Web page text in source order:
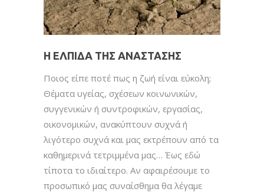
Η ΕΛΠΊΔΑ ΤΗΣ ΑΝΆΣΤΑΣΗΣ
Ποιος είπε ποτέ πως η ζωή είναι εύκολη;
Θέματα υγείας, σχέσεων κοινωνικών,
συγγενικών ή συντροφικών, εργασίας,
οικονομικών, ανακύπτουν συχνά ή
λιγότερο συχνά και μας εκτρέπουν από τα
καθημερινά τετριμμένα μας… Έως εδώ
τίποτα το ιδιαίτερο. Αν αφαιρέσουμε το
προσωπικό μας συναίσθημα θα λέγαμε